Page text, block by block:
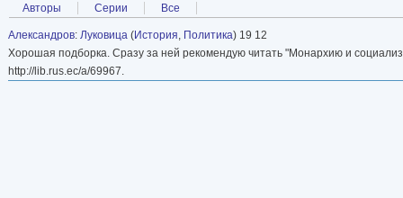
Авторы Серии Все
Александров: Луковица (История, Политика) 19 12
Хорошая подборка. Сразу за ней рекомендую читать "Монархию и
http://lib.rus.ec/a/69967.